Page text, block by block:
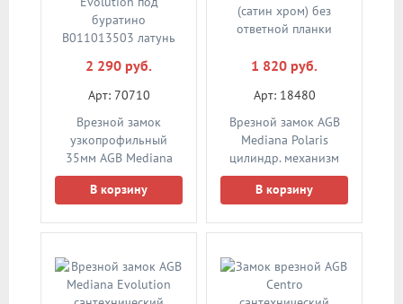
2 290 руб.
Арт: 70710
Врезной замок
узкопрофильный
35мм AGB Mediana
Evolution под
буратино
В корзину
1 820 руб.
Арт: 18480
Врезной замок AGB
Mediana Polaris
цилиндр. механизм
(сатин хром) без
ответной планки
В корзину